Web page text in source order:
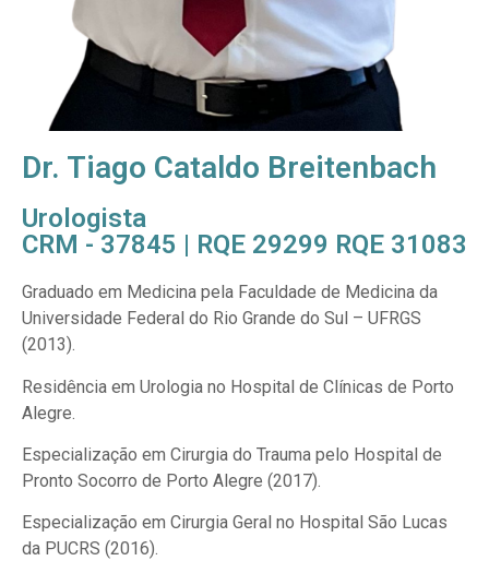
Dr. Tiago Cataldo Breitenbach
Urologista
CRM - 37845 | RQE 29299 RQE 31083
Graduado em Medicina pela Faculdade de Medicina da
Universidade Federal do Rio Grande do Sul – UFRGS
(2013).
Residência em Urologia no Hospital de Clínicas de Porto
Alegre.
Especialização em Cirurgia do Trauma pelo Hospital de
Pronto Socorro de Porto Alegre (2017).
Especialização em Cirurgia Geral no Hospital São Lucas
da PUCRS (2016).